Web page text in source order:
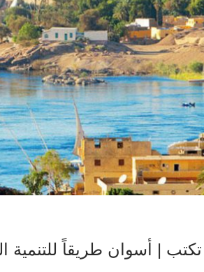
| أسوان طريقاً للتنمية